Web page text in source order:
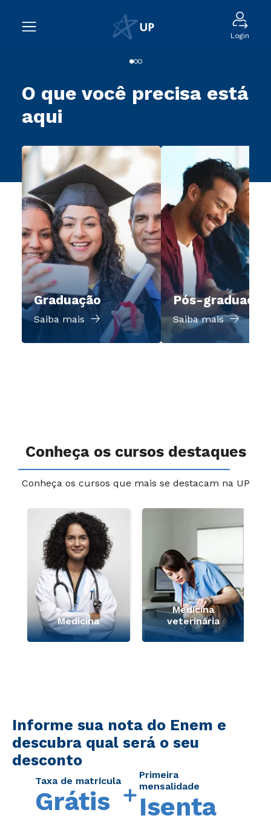
Login
O que você precisa está
aqui
Graduação
Saiba mais
Pós-graduação
Saiba mais
Conheça os cursos destaques
Conheça os cursos que mais se destacam na UP
Medicina
Medicina
veterinária
Informe sua nota do Enem e
descubra qual será o seu
desconto
Taxa de matrícula
Grátis
Primeira
mensalidade
Isenta